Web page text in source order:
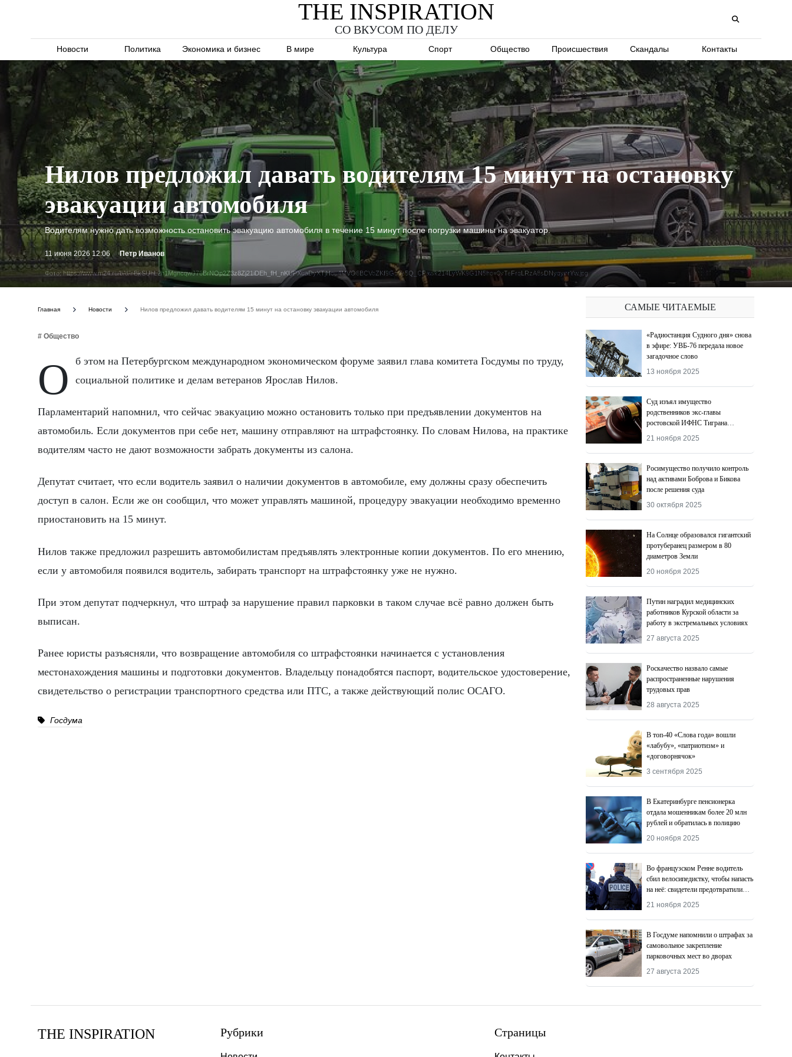
THE INSPIRATION
СО ВКУСОМ ПО ДЕЛУ
Новости Политика Экономика и бизнес В мире Культура Спорт Общество Происшествия Скандалы Контакты
Фото: https://www.m24.ru/b/d/nBkSUhL2h1MgncqwJ76BrNOp2Z3z8Zj21iDEh_fH_nKUPXuaDyXTjHou4MVO6BCVoZKf9GqVe5Q_CPawk214LyWK9G1N5ho=0vTeFrqLRzA8sDNyqynrYw.jpg
Нилов предложил давать водителям 15 минут на остановку
эвакуации автомобиля
Водителям нужно дать возможность остановить эвакуацию автомобиля в течение 15 минут после погрузки машины на эвакуатор.
11 июня 2026 12:06 Петр Иванов
Главная Новости Нилов предложил давать водителям 15 минут на остановку эвакуации автомобиля
# Общество
Об этом на Петербургском международном экономическом форуме заявил глава комитета Госдумы по труду, социальной политике и делам ветеранов Ярослав Нилов.
Парламентарий напомнил, что сейчас эвакуацию можно остановить только при предъявлении документов на
автомобиль. Если документов при себе нет, машину отправляют на штрафстоянку. По словам Нилова, на практике
водителям часто не дают возможности забрать документы из салона.
Депутат считает, что если водитель заявил о наличии документов в автомобиле, ему должны сразу обеспечить
доступ в салон. Если же он сообщил, что может управлять машиной, процедуру эвакуации необходимо временно
приостановить на 15 минут.
Нилов также предложил разрешить автомобилистам предъявлять электронные копии документов. По его мнению,
если у автомобиля появился водитель, забирать транспорт на штрафстоянку уже не нужно.
При этом депутат подчеркнул, что штраф за нарушение правил парковки в таком случае всё равно должен быть
выписан.
Ранее юристы разъясняли, что возвращение автомобиля со штрафстоянки начинается с установления
местонахождения машины и подготовки документов. Владельцу понадобятся паспорт, водительское удостоверение,
свидетельство о регистрации транспортного средства или ПТС, а также действующий полис ОСАГО.
Госдума
САМЫЕ ЧИТАЕМЫЕ
«Радиостанция Судного дня» снова
в эфире: УВБ-76 передала новое
загадочное слово
13 ноября 2025
Суд изъял имущество
родственников экс-главы
ростовской ИФНС Тиграна
Додохяна
21 ноября 2025
Росимущество получило контроль
над активами Боброва и Бикова
после решения суда
30 октября 2025
На Солнце образовался гигантский
протуберанец размером в 80
диаметров Земли
20 ноября 2025
Путин наградил медицинских
работников Курской области за
работу в экстремальных условиях
27 августа 2025
Роскачество назвалo самые
распространенные нарушения
трудовых прав
28 августа 2025
В топ-40 «Слова года» вошли
«лабубу», «патриотизм» и
«договорнячок»
3 сентября 2025
В Екатеринбурге пенсионерка
отдала мошенникам более 20 млн
рублей и обратилась в полицию
20 ноября 2025
Во французском Ренне водитель
сбил велосипедистку, чтобы напасть
на неё: свидетели предотвратили
преступление
21 ноября 2025
В Госдуме напомнили о штрафах за
самовольное закрепление
парковочных мест во дворах
27 августа 2025
THE INSPIRATION Рубрики Страницы